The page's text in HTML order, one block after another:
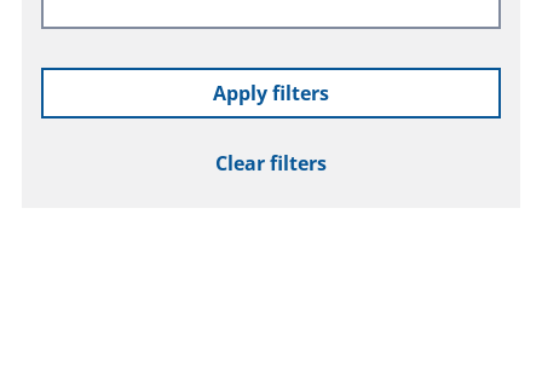
Apply filters
Clear filters